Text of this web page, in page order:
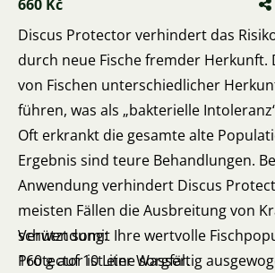
660 Kč
Discus Protector verhindert das
durch neue Fische fremder Herkunft.
von Fischen unterschiedlicher
führen, was als „bakterielle
Oft erkrankt die gesamte alte
Ergebnis sind teure Behandlungen.
Anwendung verhindert Discus
meisten Fällen die Ausbreitung von
schützt somit Ihre wertvolle
Protector ist eine sorgfältig
Verwendung:
160 g auf 10 Liter Wasser.